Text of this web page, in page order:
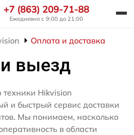
+7 (863) 209-71-88
Ежедневно с 9:00 до 21:00
Оплата и доставка
выезд
Hikvision
и быстрый сервис доставки
Мы понимаем, насколько
в области